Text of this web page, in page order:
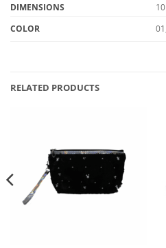
DIMENSIONS
COLOR
RELATED PRODUCTS